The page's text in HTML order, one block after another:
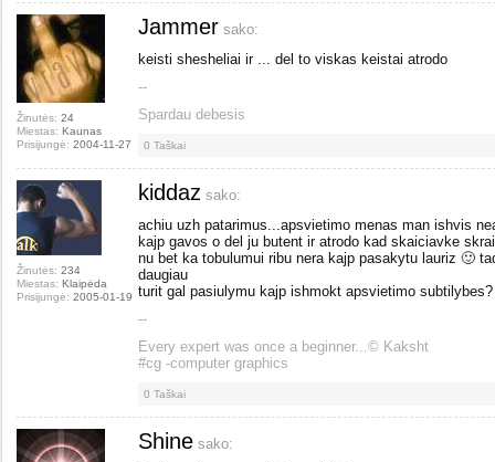
Žinutės: 24
Miestas: Kaunas
Prisijungė: 2004-11-27
Jammer sako:
keisti shesheliai ir ... del to viskas keistai atrodo
--
Spardau debesis
0 Taškai
Žinutės: 234
Miestas: Klaipėda
Prisijungė: 2005-01-19
kiddaz sako:
achiu uzh patarimus...apsvietimo menas man ishvis
kajp gavos o del ju butent ir atrodo kad skaiciavke
nu bet ka tobulumui ribu nera kajp pasakytu lauriz 🙂
daugiau
turit gal pasiulymu kajp ishmokt apsvietimo subtilybes?
--
Every expert was once a beginner...© Kaksht
#cg -computer graphics
0 Taškai
Shine sako: